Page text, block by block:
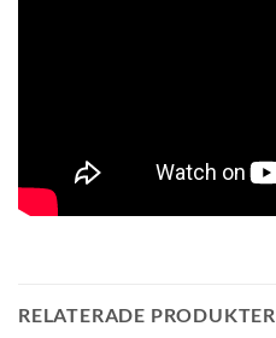
RELATERADE PRODUKTER